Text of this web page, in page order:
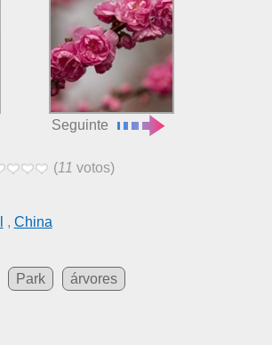
Seguinte
(11 votos)
, China
Park árvores